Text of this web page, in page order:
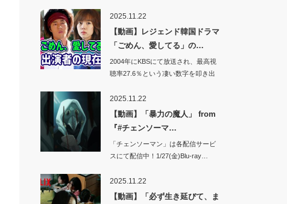
2025.11.22
【動画】レジェンド韓国ドラマ
「ごめん、愛してる」の…
2004年にKBSにて放送され、最高視
聴率27.6％という凄い数字を叩き出
2025.11.22
【動画】「暴力の魔人」 from
『#チェンソーマ…
「チェンソーマン」は各配信サービ
スにて配信中！1/27(金)Blu-ray…
2025.11.22
【動画】「必ず生き延びて、ま